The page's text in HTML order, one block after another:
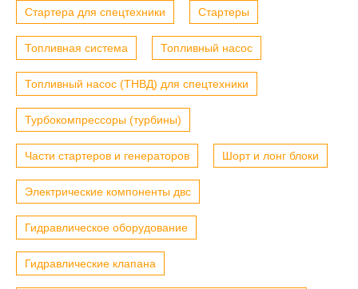
Стартера для спецтехники Стартеры
Топливная система Топливный насос
Топливный насос (ТНВД) для спецтехники
Турбокомпрессоры (турбины)
Части стартеров и генераторов Шорт и лонг блоки
Электрические компоненты двс
Гидравлическое оборудование
Гидравлические клапана